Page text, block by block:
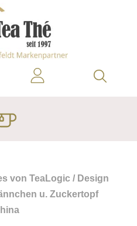
von TeaLogic / Design
u. Zuckertopf